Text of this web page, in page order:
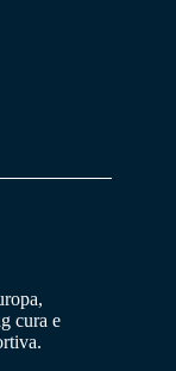
cura e